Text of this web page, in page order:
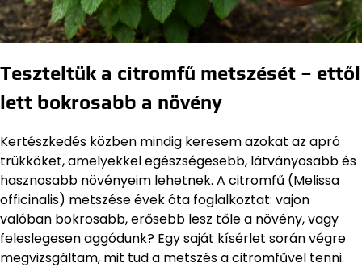
Teszteltük a citromfű metszését – ettől
lett bokrosabb a növény
Kertészkedés közben mindig keresem azokat az apró
trükköket, amelyekkel egészségesebb, látványosabb és
hasznosabb növényeim lehetnek. A citromfű (Melissa
officinalis) metszése évek óta foglalkoztat: vajon
valóban bokrosabb, erősebb lesz tőle a növény, vagy
feleslegesen aggódunk? Egy saját kísérlet során végre
megvizsgáltam, mit tud a metszés a citromfűvel tenni.